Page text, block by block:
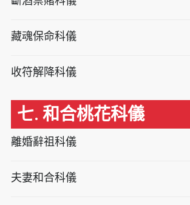
藏魂保命科儀
收符解降科儀
七. 和合桃花科儀
離婚辭祖科儀
夫妻和合科儀